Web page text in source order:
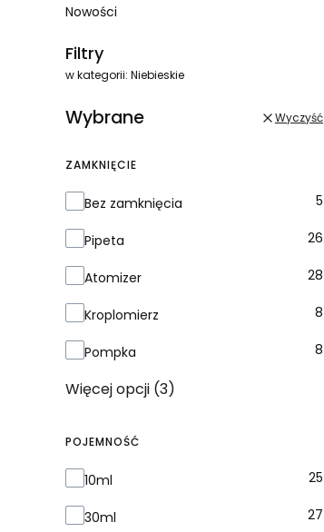
Nowości
Filtry
w kategorii: Niebieskie
Wybrane Wyczyść
ZAMKNIĘCIE
Zamknięcie
Bez zamknięcia 5
Pipeta 26
Atomizer 28
Kroplomierz 8
Pompka 8
Więcej opcji (3)
POJEMNOŚĆ
Pojemność
10ml 25
30ml 27